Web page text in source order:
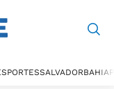
SALVADORBAHIA